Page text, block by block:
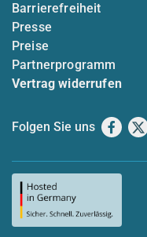
Barrierefreiheit
Presse
Preise
Partnerprogramm
Vertrag widerrufen
Folgen Sie uns